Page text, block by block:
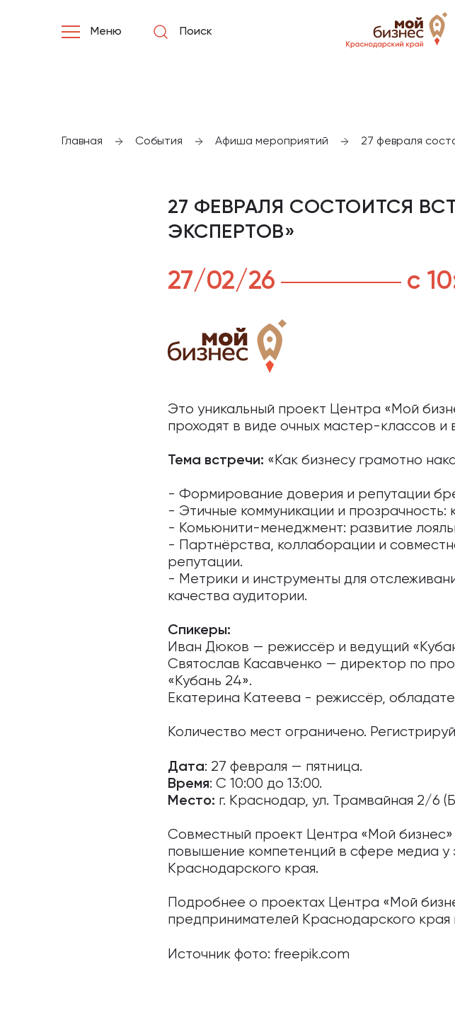
Меню Поиск
Главная События Афиша мероприятий 27 февраля
27 ФЕВРАЛЯ СОСТОИТСЯ
ЭКСПЕРТОВ»
27/02/26 с
Это уникальный проект Центра «Мой
проходят в виде очных мастер-классов
Тема встречи: «Как бизнесу грамотно
- Формирование доверия и репутации
- Этичные коммуникации и прозрачность:
- Комьюнити-менеджмент: развитие
- Партнёрства, коллаборации и
репутации.
- Метрики и инструменты для
качества аудитории.
Спикеры:
Иван Дюков — режиссёр и ведущий
Святослав Касавченко — директор по
«Кубань 24».
Екaтеринa Кaтеевa - режиссёр,
Количество мест ограничено.
Дата: 27 февраля — пятница.
Время: С 10:00 до 13:00.
Место: г. Краснодар, ул. Трамвайная 2/6
Совместный проект Центра «Мой
повышение компетенций в сфере медиа у
Краснодарского края.
Подробнее о проектах Центра «Мой
предпринимателей Краснодарского края
Источник фото: freepik.com